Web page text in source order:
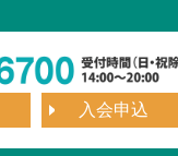
入会申込